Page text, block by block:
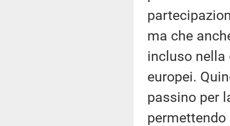
ma che
incluso nella
europei.
passino per